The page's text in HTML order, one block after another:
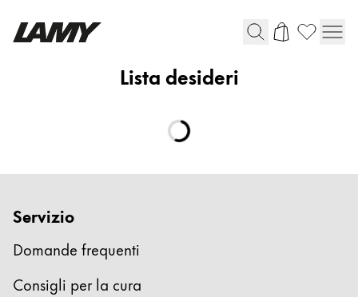
Strumenti di scrittura
Matite
Penna multisistema
Scrittura digitale
Lista desideri
Servizio
Domande frequenti
Consigli per la cura